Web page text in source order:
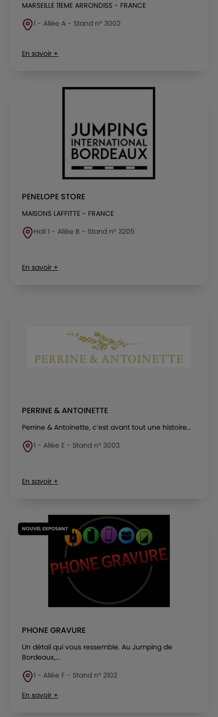
MARSEILLE 11EME ARRONDISS - FRANCE
1 - Allée A - Stand n° 3002
En savoir +
PENELOPE STORE
MAISONS LAFFITTE - FRANCE
Hall 1 - Allée B - Stand n° 3205
En savoir +
PERRINE & ANTOINETTE
Perrine & Antoinette, c’est avant tout une histoire...
1 - Allée E - Stand n° 3003
En savoir +
NOUVEL EXPOSANT
PHONE GRAVURE
Un détail qui vous ressemble. Au Jumping de
Bordeaux,...
1 - Allée F - Stand n° 2102
En savoir +